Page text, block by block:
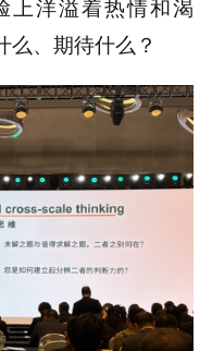
上洋溢着热情和渴
么、期待什么？